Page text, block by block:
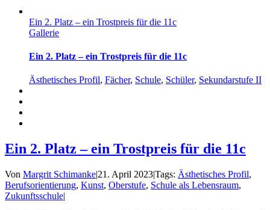
Ein 2. Platz – ein Trostpreis für die 11c
Gallerie
Ein 2. Platz – ein Trostpreis für die 11c
Ästhetisches Profil, Fächer, Schule, Schüler, Sekundarstufe II
Ein 2. Platz – ein Trostpreis für die 11c
Von Margrit Schimanke|21. April 2023|Tags: Ästhetisches Profil,
Berufsorientierung, Kunst, Oberstufe, Schule als Lebensraum,
Zukunftsschule|